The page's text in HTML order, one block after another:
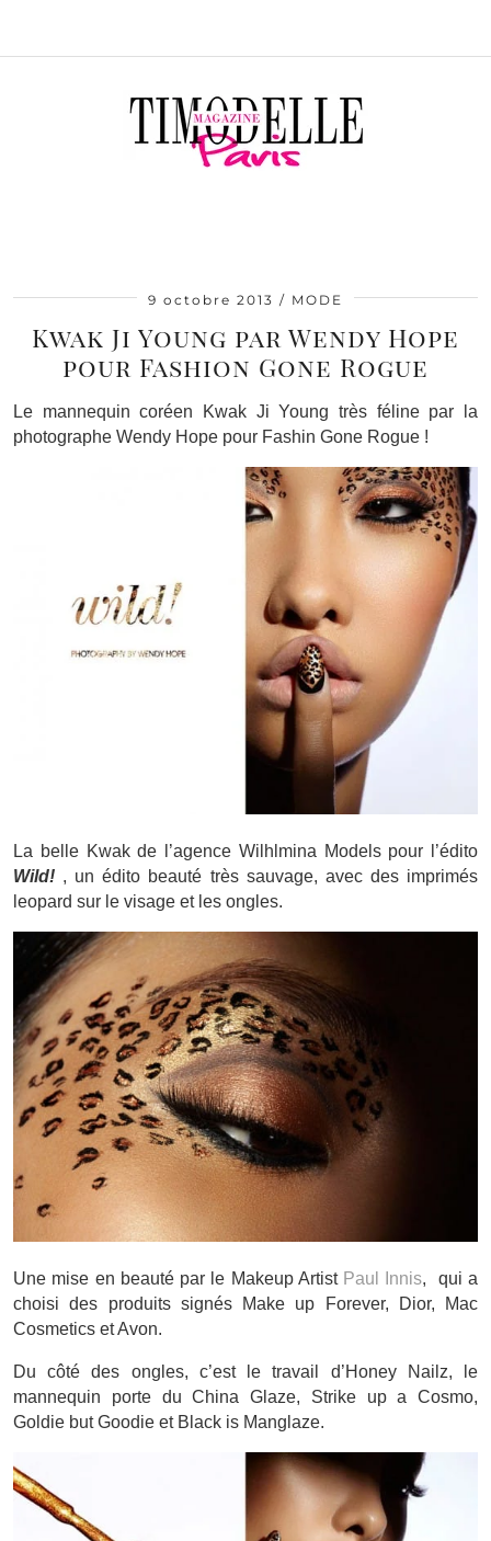
9 octobre 2013 MODE
Kwak Ji Young par Wendy Hope
pour Fashion Gone Rogue
Le mannequin coréen Kwak Ji Young très féline par la
photographe Wendy Hope pour Fashin Gone Rogue !
La belle Kwak de l’agence Wilhlmina Models pour l’édito
Wild! , un édito beauté très sauvage, avec des imprimés
leopard sur le visage et les ongles.
Une mise en beauté par le Makeup Artist Paul Innis, qui a
choisi des produits signés Make up Forever, Dior, Mac
Cosmetics et Avon.
Du côté des ongles, c’est le travail d’Honey Nailz, le
mannequin porte du China Glaze, Strike up a Cosmo,
Goldie but Goodie et Black is Manglaze.